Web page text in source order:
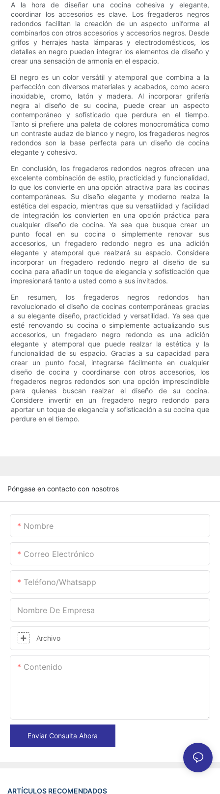
A la hora de diseñar una cocina cohesiva y elegante,
coordinar los accesorios es clave. Los fregaderos negros
redondos facilitan la creación de un aspecto uniforme al
combinarlos con otros accesorios y accesorios negros. Desde
grifos y herrajes hasta lámparas y electrodomésticos, los
detalles en negro pueden integrar los elementos de diseño y
crear una sensación de armonía en el espacio.
El negro es un color versátil y atemporal que combina a la
perfección con diversos materiales y acabados, como acero
inoxidable, cromo, latón y madera. Al incorporar grifería
negra al diseño de su cocina, puede crear un aspecto
contemporáneo y sofisticado que perdura en el tiempo.
Tanto si prefiere una paleta de colores monocromática como
un contraste audaz de blanco y negro, los fregaderos negros
redondos son la base perfecta para un diseño de cocina
elegante y cohesivo.
En conclusión, los fregaderos redondos negros ofrecen una
excelente combinación de estilo, practicidad y funcionalidad,
lo que los convierte en una opción atractiva para las cocinas
contemporáneas. Su diseño elegante y moderno realza la
estética del espacio, mientras que su versatilidad y facilidad
de integración los convierten en una opción práctica para
cualquier diseño de cocina. Ya sea que busque crear un
punto focal en su cocina o simplemente renovar sus
accesorios, un fregadero redondo negro es una adición
elegante y atemporal que realzará su espacio. Considere
incorporar un fregadero redondo negro al diseño de su
cocina para añadir un toque de elegancia y sofisticación que
impresionará tanto a usted como a sus invitados.
En resumen, los fregaderos negros redondos han
revolucionado el diseño de cocinas contemporáneas gracias
a su elegante diseño, practicidad y versatilidad. Ya sea que
esté renovando su cocina o simplemente actualizando sus
accesorios, un fregadero negro redondo es una adición
elegante y atemporal que puede realzar la estética y la
funcionalidad de su espacio. Gracias a su capacidad para
crear un punto focal, integrarse fácilmente en cualquier
diseño de cocina y coordinarse con otros accesorios, los
fregaderos negros redondos son una opción imprescindible
para quienes buscan realzar el diseño de su cocina.
Considere invertir en un fregadero negro redondo para
aportar un toque de elegancia y sofisticación a su cocina que
perdure en el tiempo.
Póngase en contacto con nosotros
Nombre
Correo Electrónico
Teléfono/whatsapp
Nombre De Empresa
Archivo
Contenido
Enviar Consulta Ahora
ARTÍCULOS RECOMENDADOS